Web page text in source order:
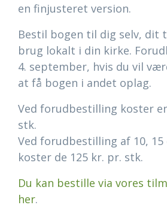
en finjusteret version.
Bestil bogen til dig selv, dit
brug lokalt i din kirke.
4. september, hvis du vil
at få bogen i andet oplag.
Ved forudbestilling koster
stk.
Ved forudbestilling af 10,
koster de 125 kr. pr. stk.
Du kan bestille via vores
her.